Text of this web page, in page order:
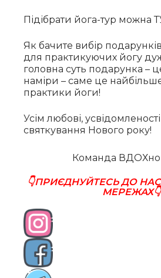
Підібрати йога-тур можна
Як бачите вибір
для практикуючих йогу
головна суть подарунка –
наміри – саме це
практики йоги!
Усім любові,
святкування Нового року!
Команда
👇ПРИЄДНУЙТЕСЬ ДО
МЕРЕЖАХ👇